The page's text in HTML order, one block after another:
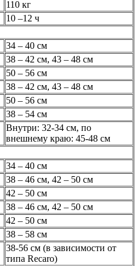
110 кг
10 –12 ч
34 – 40 см
38 – 42 см, 43 – 48 см
50 – 56 см
38 – 42 см, 43 – 48 см
50 – 56 см
38 – 54 см
Внутри: 32-34 см, по
внешнему краю: 45-48 см
34 – 40 см
38 – 46 см, 42 – 50 см
42 – 50 см
38 – 46 см, 42 – 50 см
42 – 50 см
38 – 58 см
38-56 см (в зависимости от
типа Recaro)